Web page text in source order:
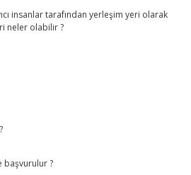
insanlar tarafından yerleşim yeri olarak
neler olabilir ?
başvurulur ?